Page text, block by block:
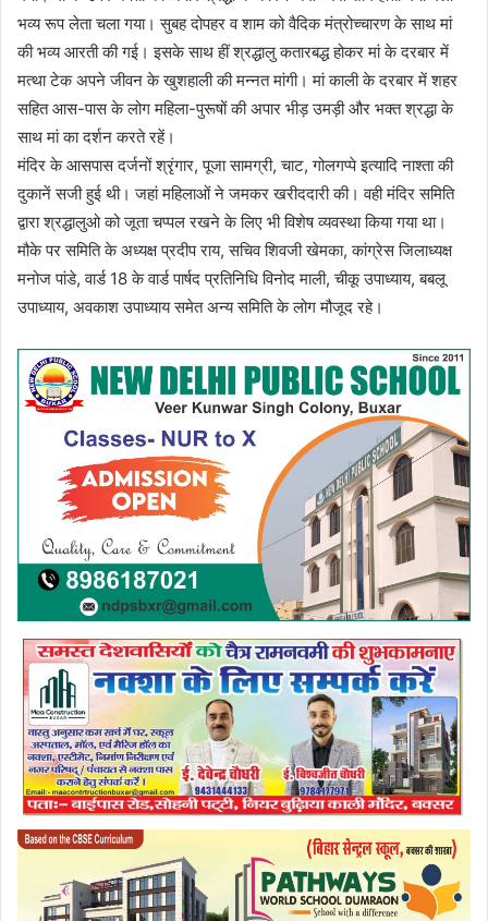
भव्य रूप लेता चला गया। सुबह दोपहर व शाम को वैदिक मंत्रोच्चारण के साथ मां
की भव्य आरती की गई। इसके साथ हीं श्रद्धालु कतारबद्ध होकर मां के दरबार में
मत्था टेक अपने जीवन के खुशहाली की मन्नत मांगी। मां काली के दरबार में शहर
सहित आस-पास के लोग महिला-पुरूषों की अपार भीड़ उमड़ी और भक्त श्रद्धा के
साथ मां का दर्शन करते रहें।
मंदिर के आसपास दर्जनों श्रृंगार, पूजा सामग्री, चाट, गोलगप्पे इत्यादि नाश्ता की
दुकानें सजी हुई थी। जहां महिलाओं ने जमकर खरीददारी की। वही मंदिर समिति
द्वारा श्रद्धालुओ को जूता चप्पल रखने के लिए भी विशेष व्यवस्था किया गया था।
मौके पर समिति के अध्यक्ष प्रदीप राय, सचिव शिवजी खेमका, कांग्रेस जिलाध्यक्ष
मनोज पांडे, वार्ड 18 के वार्ड पार्षद प्रतिनिधि विनोद माली, चीकू उपाध्याय, बबलू
उपाध्याय, अवकाश उपाध्याय समेत अन्य समिति के लोग मौजूद रहे।